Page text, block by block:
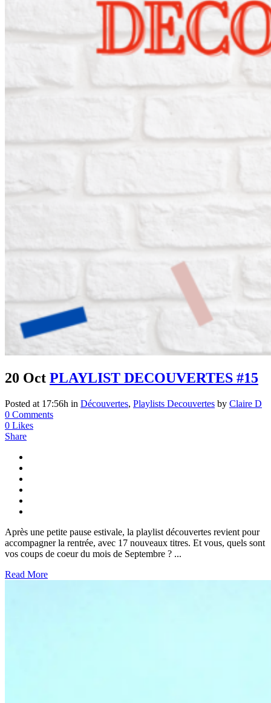
20 Oct PLAYLIST DECOUVERTES #15
Posted at 17:56h in Découvertes, Playlists Decouvertes by Claire D
0 Comments
0 Likes
Share
Après une petite pause estivale, la playlist découvertes revient pour
accompagner la rentrée, avec 17 nouveaux titres. Et vous, quels sont
vos coups de coeur du mois de Septembre ? ...
Read More